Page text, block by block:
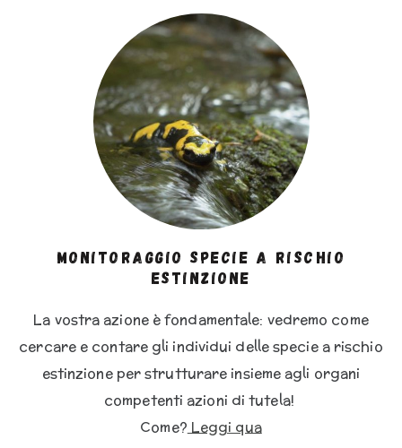
Monitoraggio specie a rischio
estinzione
La vostra azione è fondamentale: vedremo come
cercare e contare gli individui delle specie a rischio
estinzione per strutturare insieme agli organi
competenti azioni di tutela!
Come? Leggi qua